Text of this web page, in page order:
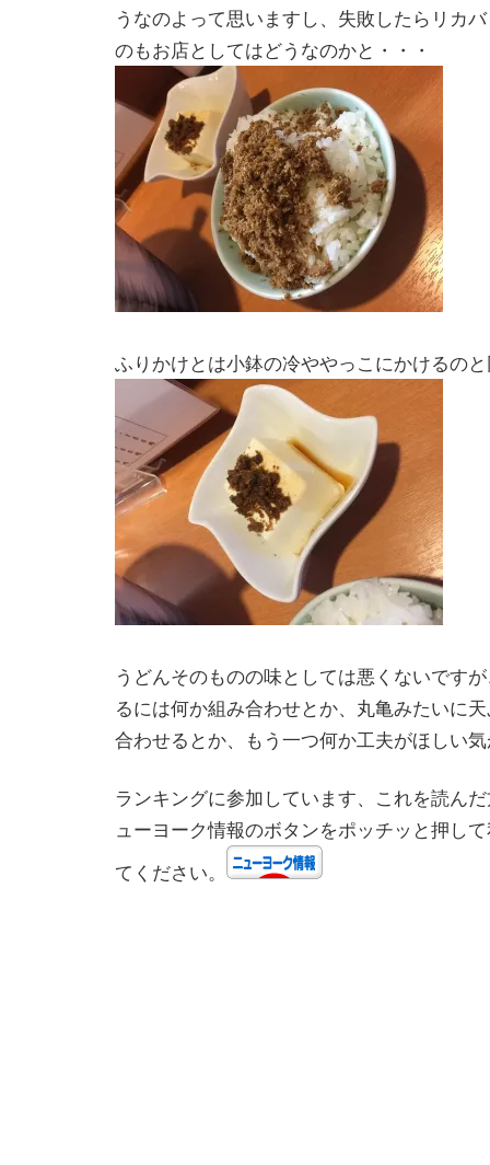
うなのよって思いますし、失敗したらリカ
のもお店としてはどうなのかと・・・
ふりかけとは小鉢の冷ややっこにかけるの
うどんそのものの味としては悪くないです
るには何か組み合わせとか、丸亀みたいに
合わせるとか、もう一つ何か工夫がほしい
ランキングに参加しています、これを読ん
ューヨーク情報のボタンをポッチッと押し
てください。